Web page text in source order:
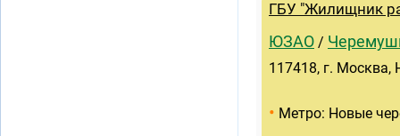
ГБУ "Жилищник
ЮЗАО /
117418, г. Москва,
• Метро: Новые